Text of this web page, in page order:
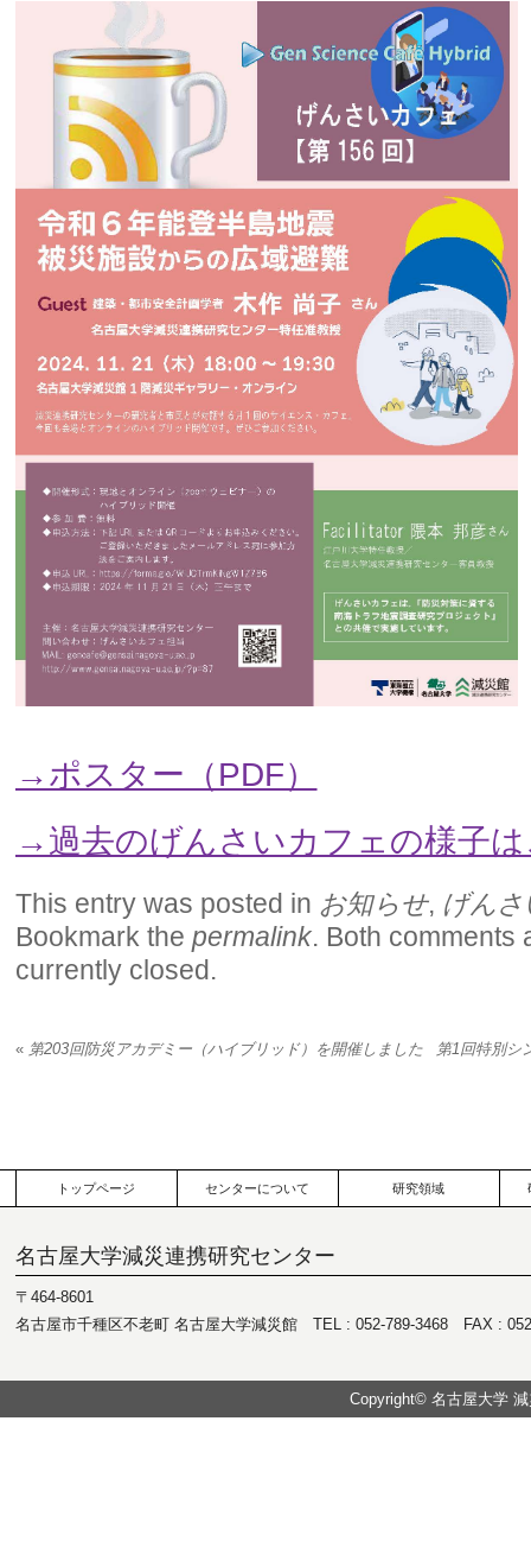
→ポスター（PDF）
→過去のげんさいカフェの様子
This entry was posted in お知らせ, げん
Bookmark the permalink. Both comments
currently closed.
«第203回防災アカデミー（ハイブリッド）を開催しました 第1回特別シ
トップページ センターについて 研究領域
名古屋大学減災連携研究センター
〒464-8601
名古屋市千種区不老町 名古屋大学減災館 TEL : 052-789-3468 FAX :
Copyright© 名古屋大学